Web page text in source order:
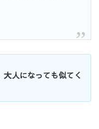
人になっても似てく